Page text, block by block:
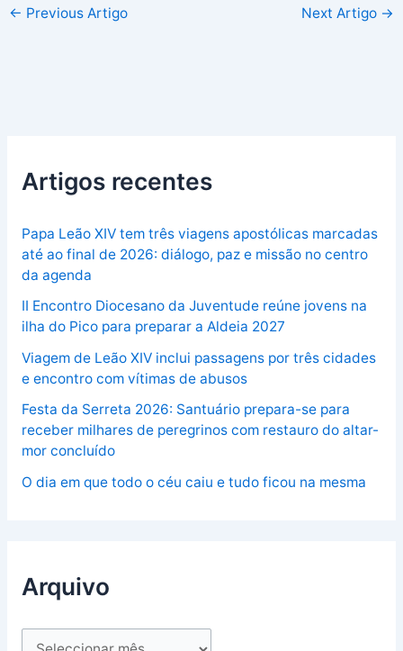
← Previous Artigo Next Artigo →
Artigos recentes
Papa Leão XIV tem três viagens apostólicas marcadas
até ao final de 2026: diálogo, paz e missão no centro
da agenda
II Encontro Diocesano da Juventude reúne jovens na
ilha do Pico para preparar a Aldeia 2027
Viagem de Leão XIV inclui passagens por três cidades
e encontro com vítimas de abusos
Festa da Serreta 2026: Santuário prepara-se para
receber milhares de peregrinos com restauro do altar-
mor concluído
O dia em que todo o céu caiu e tudo ficou na mesma
Arquivo